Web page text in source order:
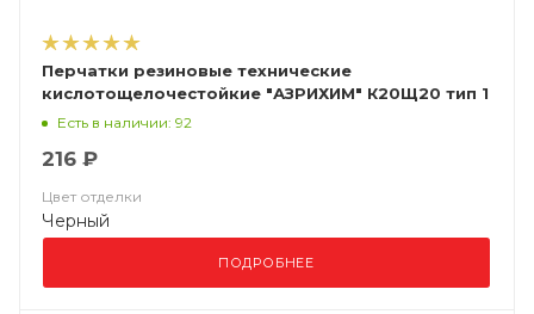
Перчатки резиновые технические
кислотощелочестойкие "АЗРИХИМ" К20Щ20 тип 1
Есть в наличии: 92
216 ₽
Цвет отделки
Черный
ПОДРОБНЕЕ